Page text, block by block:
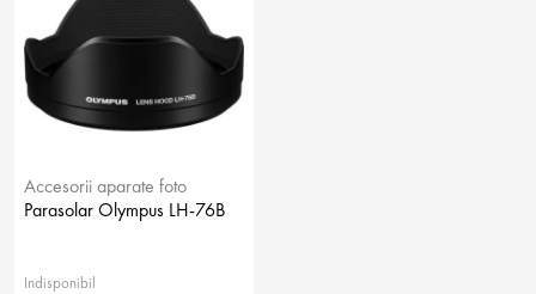
Accesorii aparate foto
Parasolar Olympus LH-76B
Indisponibil